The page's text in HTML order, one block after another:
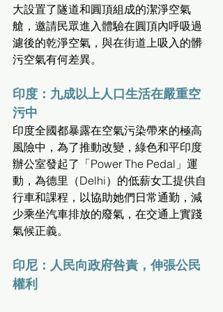
大設置了隧道和圓頂組成的潔淨空氣
艙，邀請民眾進入體驗在圓頂內呼吸過
濾後的乾淨空氣，與在街道上吸入的髒
污空氣有何差異。
印度：九成以上人口生活在嚴重空
污中
印度全國都暴露在空氣污染帶來的極高
風險中，為了推動改變，綠色和平印度
辦公室發起了「Power The Pedal」運
動，為德里（Delhi）的低薪女工提供自
行車和課程，以協助她們日常通勤，減
少乘坐汽車排放的廢氣，在交通上實踐
氣候正義。
印尼：人民向政府咎責，伸張公民
權利